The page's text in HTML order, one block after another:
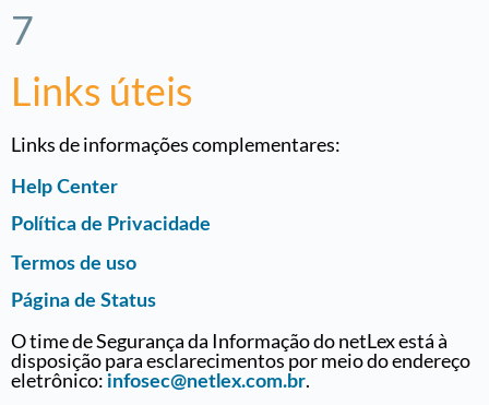
7
Links úteis
Links de informações complementares:
Help Center
Política de Privacidade
Termos de uso
Página de Status
O time de Segurança da Informação do netLex está à
disposição para esclarecimentos por meio do endereço
eletrônico: infosec@netlex.com.br.